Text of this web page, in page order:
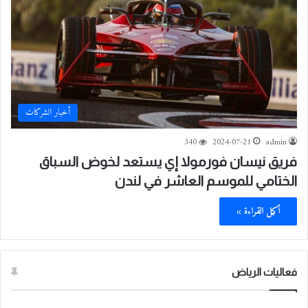
أخبار الشركات
admin
2024-07-21
340
فريق نيسان فورمولا إي يستعد لخوض السباق
الختامي للموسم العاشر في لندن
أكمل القراءة »
فعاليات الرياض